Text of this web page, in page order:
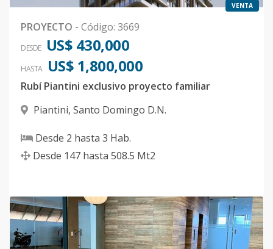
VENTA
PROYECTO - Código: 3669
DESDE US$ 430,000
HASTA US$ 1,800,000
Rubí Piantini exclusivo proyecto familiar
Piantini, Santo Domingo D.N.
Desde 2 hasta 3 Hab.
Desde 147 hasta 508.5 Mt2